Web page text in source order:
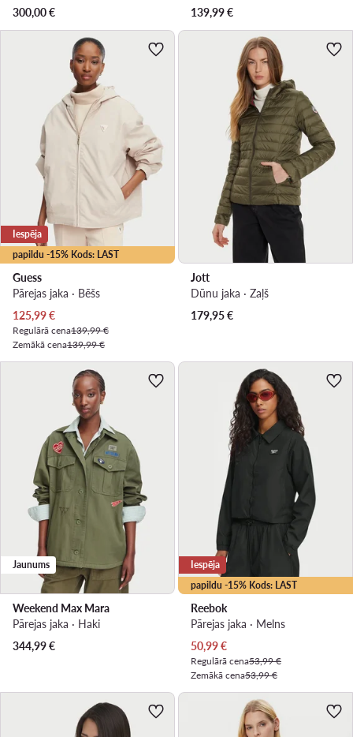
300,00€
139,99€
papildu -15% Kods: LAST
Iespēja
Guess
Pārejas jaka · Bēšs
Pašreizējā cena
125,99€
Regulārā cena139,99 €
Zemākā cena139,99 €
Jott
Dūnu jaka · Zaļš
179,95€
Jaunums
Weekend Max Mara
Pārejas jaka · Haki
344,99€
papildu -15% Kods: LAST
Iespēja
Reebok
Pārejas jaka · Melns
Pašreizējā cena
50,99€
Regulārā cena53,99 €
Zemākā cena53,99 €